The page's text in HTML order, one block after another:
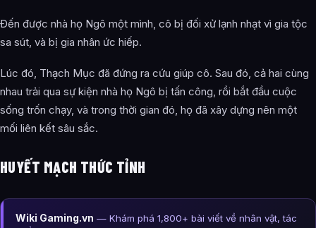
Đến được nhà họ Ngô một mình, cô bị đối xử lạnh nhạt vì gia tộc
sa sút, và bị gia nhân ức hiếp.
Lúc đó, Thạch Mục đã đứng ra cứu giúp cô. Sau đó, cả hai cùng
nhau trải qua sự kiện nhà họ Ngô bị tấn công, rồi bắt đầu cuộc
sống trốn chạy, và trong thời gian đó, họ đã xây dựng nên một
mối liên kết sâu sắc.
HUYẾT MẠCH THỨC TỈNH
Wiki Gaming.vn — Khám phá 1,800+ bài viết về nhân vật, tác